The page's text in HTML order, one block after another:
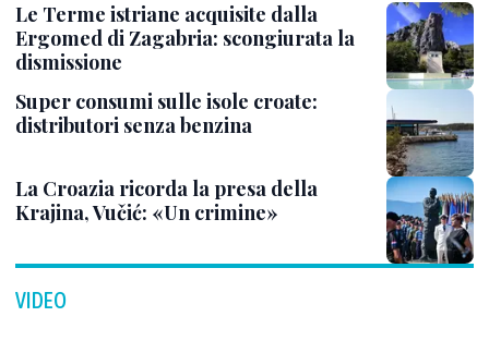
Le Terme istriane acquisite dalla
Ergomed di Zagabria: scongiurata la
dismissione
Super consumi sulle isole croate:
distributori senza benzina
La Croazia ricorda la presa della
Krajina, Vučić: «Un crimine»
VIDEO